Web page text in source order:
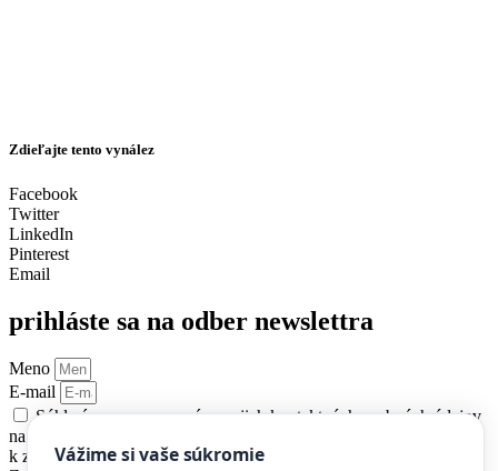
Zdieľajte tento vynález
Facebook
Twitter
LinkedIn
Pinterest
Email
prihláste sa na odber newslettra
Meno
E-mail
Súhlasím so spracovaním mojich kontaktných osobných údajov
na účel zasielania newslettra MyMachine. Zároveň udeľujem súhlas
k zasielaniu newslettra v zmysle paragrafu 116 zákona č. 452/2021
Vážime si vaše súkromie